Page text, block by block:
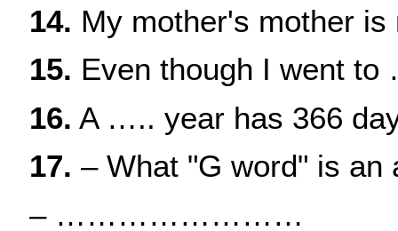
14. My mother's mother
15. Even though I went
16. A ….. year has 366
17. – What "G word" is an
– ……………………